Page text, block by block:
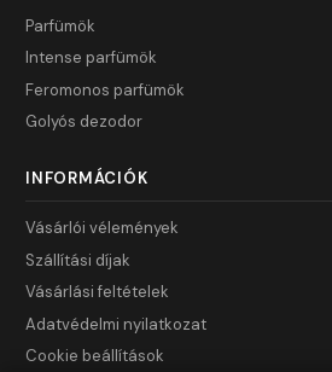
Parfümök
Intense parfümök
Feromonos parfümök
Golyós dezodor
INFORMÁCIÓK
Vásárlói vélemények
Szállítási díjak
Vásárlási feltételek
Adatvédelmi nyilatkozat
Cookie beállítások